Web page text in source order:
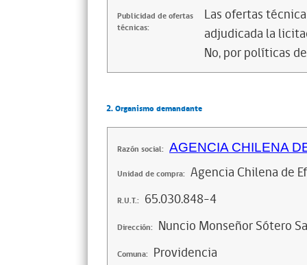
Publicidad de ofertas
técnicas:
Las ofertas
adjudicada la
No, por políticas
2. Organismo demandante
Razón social: AGENCIA CHILENA
Unidad de compra: Agencia Chilena de
R.U.T.: 65.030.848-4
Dirección: Nuncio Monseñor Sótero
Comuna: Providencia